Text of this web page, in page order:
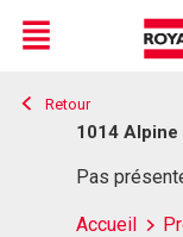
Live
En Direct
Menu
Retour
1014 Alpine
Pas
Accueil